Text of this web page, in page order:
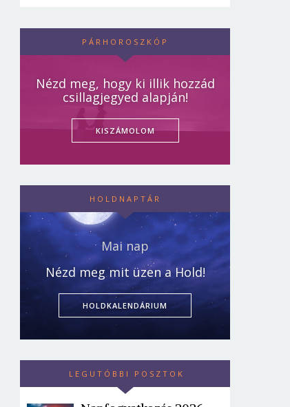
PÁRHOROSZKÓP
Nézd meg, hogy ki illik hozzád
csillagjegyed alapján!
KISZÁMOLOM
HOLDNAPTÁR
Mai nap
Nézd meg mit üzen a Hold!
HOLDKALENDÁRIUM
LEGUTÓBBI POSZTOK